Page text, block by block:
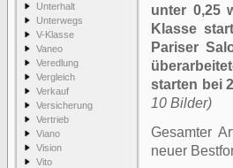
Unterhalt
Unterwegs
V-Klasse
Vaneo
Veredlung
Vergleich
Verkauf
Versicherung
Vertrieb
Viano
Vision
Vito
unter 0,25
Klasse
Pariser
starten bei
10 Bilder)
Gesamter
neuer